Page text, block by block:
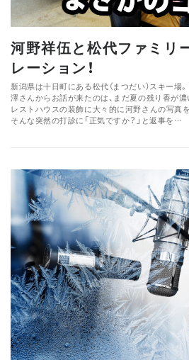
河野祥伍と松代ファミリ
レーション！
新潟県は十日町にある松代（まつだい）スキー場
澤さんからお話が来たのは、まだ夏の残り香が
レストハウスの装飾に大々的に河野さんの写真を
そんな突然の打診に「正気ですか？」と返事を…